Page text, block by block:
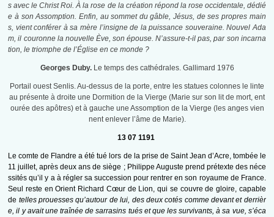
s avec le Christ Roi. À la rose de la création répond la rose occidentale, dédié
e à son Assomption. Enfin, au sommet du gâble, Jésus, de ses propres main
s, vient conférer à sa mère l’insigne de la puissance souveraine. Nouvel Ada
m, il couronne la nouvelle Ève, son épouse. N’assure-t-il pas, par son incarna
tion, le triomphe de l’Église en ce monde ?
Georges Duby. Le temps des cathédrales. Gallimard 1976
Portail ouest Senlis. Au-dessus de la porte, entre les statues colonnes le linte
au présente à droite une Dormition de la Vierge (Marie sur son lit de mort, ent
ourée des apôtres) et à gauche une Assomption de la Vierge (les anges vien
nent enlever l’âme de Marie).
13 07 1191
Le comte de Flandre a été tué lors de la prise de Saint Jean d’Acre, tombée le
11 juillet, après deux ans de siège ; Philippe Auguste prend prétexte des néce
ssités qu’il y a à régler sa succession pour rentrer en son royaume de France.
Seul reste en Orient Richard Cœur de Lion, qui se couvre de gloire, capable
de telles prouesses qu’autour de lui, des deux cotés comme devant et derrièr
e, il y avait une traînée de sarrasins tués et que les survivants, à sa vue, s’éca